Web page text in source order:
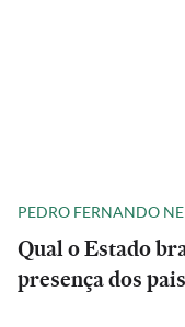
PEDRO FERNANDO
Qual o Estado
presença dos